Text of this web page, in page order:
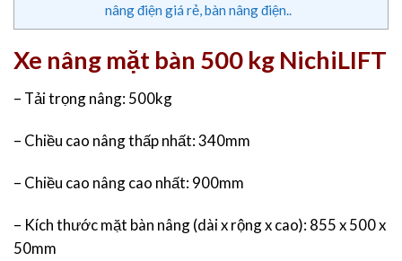
nâng điện giá rẻ, bàn nâng điện..
Xe nâng mặt bàn 500 kg NichiLIFT
– Tải trọng nâng: 500kg
– Chiều cao nâng thấp nhất: 340mm
– Chiều cao nâng cao nhất: 900mm
– Kích thước mặt bàn nâng (dài x rộng x cao): 855 x 500 x
50mm